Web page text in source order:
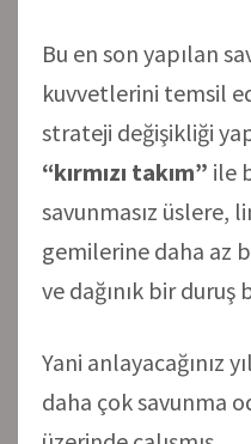
Bu en son yapılan
kuvvetlerini temsil
strateji değişikliği
“kırmızı takım” ile
savunmasız üslere,
gemilerine daha az
ve dağınık bir duruş
Yani anlayacağınız
daha çok savunma